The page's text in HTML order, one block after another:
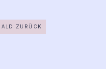
ZURÜCK